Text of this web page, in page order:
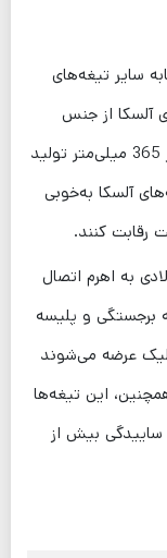
که مشابه سایر تیغه‌های
آلسکا از جنس
استیل مقاوم ساخته شده و در ابعاد 151 در 365 میلی‌متر تولید
آلسکا به‌خوبی
رقابت کنند.
آلسکا به‌وسیله ۶ پرچ فولادی به اهرم اتصال
برجستگی و پلیسه
عرضه می‌شوند
این تیغه‌ها
بیش از